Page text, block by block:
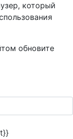
который
обновите